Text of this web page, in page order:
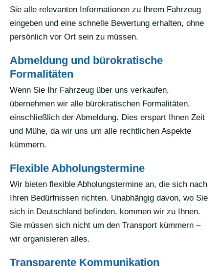
Sie alle relevanten Informationen zu Ihrem Fahrzeug
eingeben und eine schnelle Bewertung erhalten, ohne
persönlich vor Ort sein zu müssen.
Abmeldung und bürokratische
Formalitäten
Wenn Sie Ihr Fahrzeug über uns verkaufen,
übernehmen wir alle bürokratischen Formalitäten,
einschließlich der Abmeldung. Dies erspart Ihnen Zeit
und Mühe, da wir uns um alle rechtlichen Aspekte
kümmern.
Flexible Abholungstermine
Wir bieten flexible Abholungstermine an, die sich nach
Ihren Bedürfnissen richten. Unabhängig davon, wo Sie
sich in Deutschland befinden, kommen wir zu Ihnen.
Sie müssen sich nicht um den Transport kümmern –
wir organisieren alles.
Transparente Kommunikation